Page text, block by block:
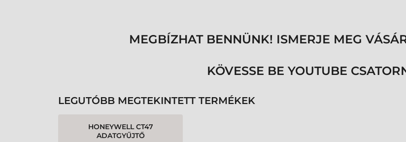
MEGBÍZHAT BENNÜNK! ISMERJE MEG
KÖVESSE BE YOUTUBE
LEGUTÓBB MEGTEKINTETT TERMÉKEK
HONEYWELL CT47
ADATGYŰJTŐ